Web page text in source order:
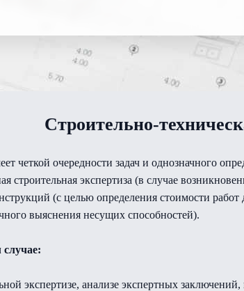
Строительно-
четкой очередности задач и однозначного
строительная экспертиза (в случае
(с целью определения стоимости
выяснения несущих способностей).
экспертизе, анализе экспертных